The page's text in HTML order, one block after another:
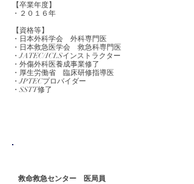
【卒業年度】
​・２０１６年
【資格等】
・日本外科学会 外科専門医
​・日本救急医学会 救急科専門医
・JATEC/ICLSインストラクター
・外傷外科医養成事業修了
・厚生労働省 臨床研修指導医
・JPTECプロバイダー
・SSTT修了
救命救急センター 医局員